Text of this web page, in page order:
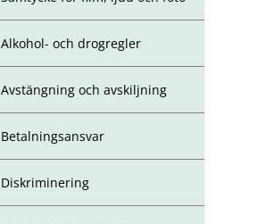
Alkohol- och drogregler
Avstängning och avskiljning
Betalningsansvar
Diskriminering